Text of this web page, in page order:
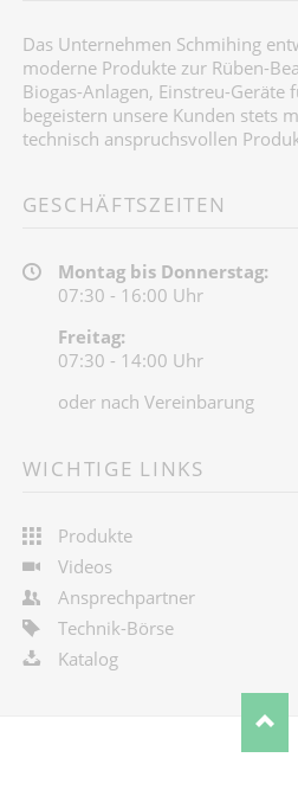
Das Unternehmen Schmihing
moderne Produkte zur Rüben-
Biogas-Anlagen, Einstreu-Geräte
begeistern unsere Kunden stets
technisch anspruchsvollen
GESCHÄFTSZEITEN
Montag bis Donnerstag:
07:30 - 16:00 Uhr
Freitag:
07:30 - 14:00 Uhr
oder nach Vereinbarung
WICHTIGE LINKS
Produkte
Videos
Ansprechpartner
Technik-Börse
Katalog